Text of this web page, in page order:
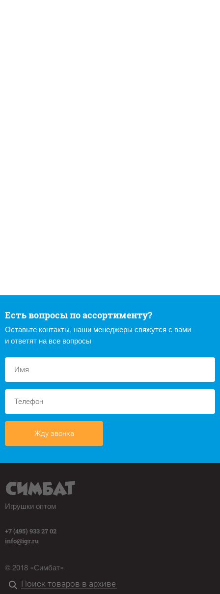
Есть вопросы по ассортименту?
Оставьте контакты, наши менеджеры свяжутся с вами
и ответят на все вопросы
Жду звонка
Игрушки оптом
+7 (495) 933 27 02
info@igr.ru
© 2018 «Симбат»